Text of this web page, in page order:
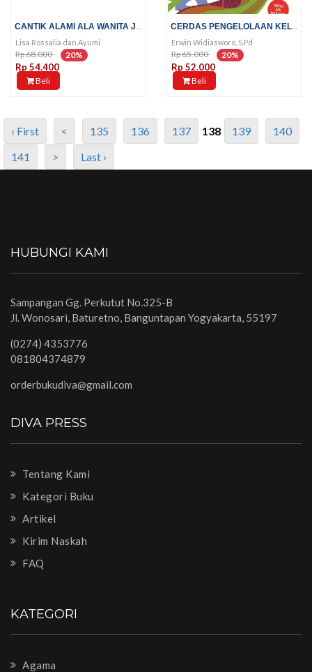
Lisa Rossalia dan Ayumi
Rp 68.000 20%
Rp 54.400
Beli
Erwin Widiasworo, S.Pd
Rp 65.000 20%
Rp 52.000
Beli
‹ First < 135 136 137 138 139
140
141
> Last ›
HUBUNGI KAMI
Sampangan Gg. Perkutut No.325-B
Jl. Wonosari, Baturetno, Banguntapan Yogyakarta, 55197
(0274) 4353776
081804374879
orderbukudiva@gmail.com
DIVA PRESS
Tentang Kami
Kategori Buku
Artikel
Kirim Naskah
FAQ
KATEGORI
Agama